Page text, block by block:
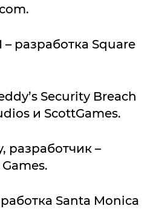
– разработка Square
Security Breach
и ScottGames.
разработчик –
Santa Monica